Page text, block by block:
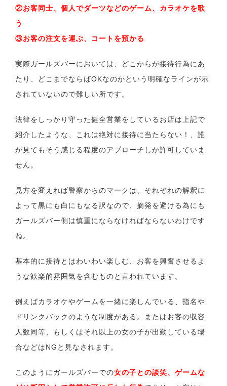
②お客同士、個人でダーツなどのゲーム、カラオケを歌
う
③お客の注文を運ぶ、コートを預かる
実際ガールズバーにおいては、どこからが接待行為にあ
たり、どこまでならばOKなのかという明確なラインが示
されていないので難しい所です。
法律をしっかり守った健全営業をしているお店は上記で
紹介したような、これは絶対に接待に当たらない！、誰
が見てもそう感じる程度のアプローチしか許可していま
せん。
見方を変えれば警察からのマークは、それぞれの解釈に
よって黒にも白にもなる訳なので、摘発を避ける為にも
ガールズバー側は慎重にならなければならないわけです
ね。
基本的に接待とはわいわい楽しむ、お客を興奮させるよ
うな歓楽的雰囲気を含むものと言われています。
例えばカラオケやゲームを一緒に楽しんでいる、指名や
ドリンクバックのような制度がある。またはお客の収容
人数同等、もしくはそれ以上の女の子が出勤している場
合などはNGと見なされます。
このようにガールズバーでの女の子との談笑、ゲームな